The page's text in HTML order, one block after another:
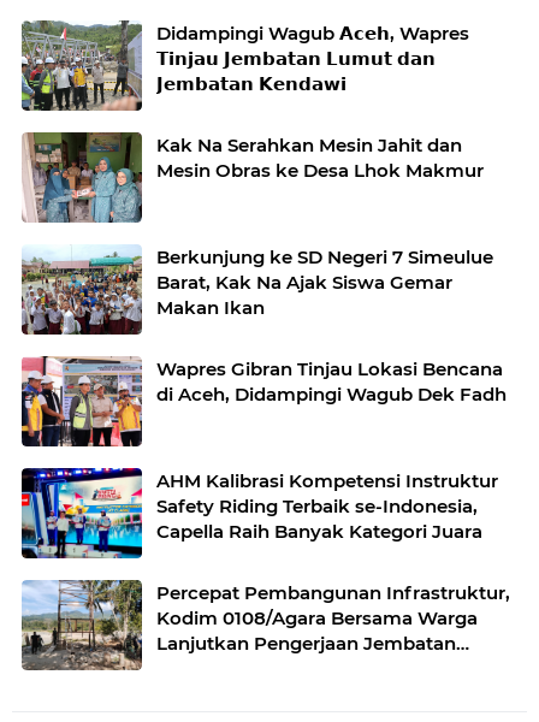
Didampingi Wagub 𝗔𝗰𝗲𝗵, Wapres
𝗧𝗶𝗻𝗷𝗮𝘂 𝗝𝗲𝗺𝗯𝗮𝘁𝗮𝗻 𝗟𝘂𝗺𝘂𝘁 𝗱𝗮𝗻
𝗝𝗲𝗺𝗯𝗮𝘁𝗮𝗻 𝗞𝗲𝗻𝗱𝗮𝘄𝗶
Kak Na Serahkan Mesin Jahit dan
Mesin Obras ke Desa Lhok Makmur
Berkunjung ke SD Negeri 7 Simeulue
Barat, Kak Na Ajak Siswa Gemar
Makan Ikan
Wapres Gibran Tinjau Lokasi Bencana
di Aceh, Didampingi Wagub Dek Fadh
AHM Kalibrasi Kompetensi Instruktur
Safety Riding Terbaik se-Indonesia,
Capella Raih Banyak Kategori Juara
Percepat Pembangunan Infrastruktur,
Kodim 0108/Agara Bersama Warga
Lanjutkan Pengerjaan Jembatan